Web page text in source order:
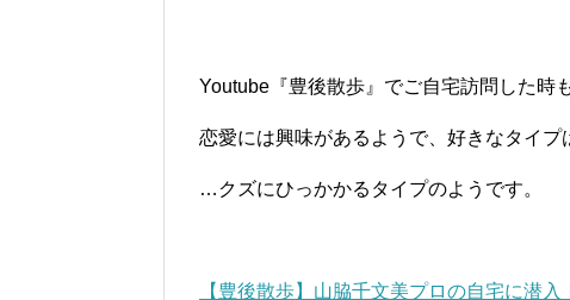
Youtube『豊後散歩』でご自宅訪問した時
恋愛には興味があるようで、好きなタイプ
…クズにひっかかるタイプのようです。
【豊後散歩】山脇千文美プロの自宅に潜